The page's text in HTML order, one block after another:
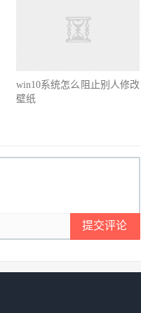
win10系统怎么阻止别人修改
壁纸
提交评论